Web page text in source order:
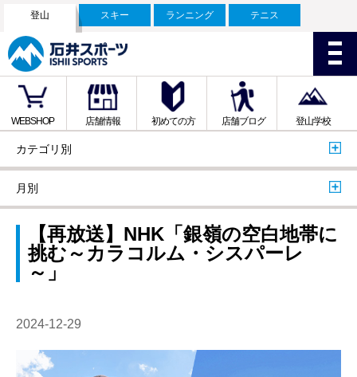
登山 スキー ランニング テニス
WEBSHOP 店舗情報 初めての方 店舗ブログ 登山学校
カテゴリ別
月別
【再放送】NHK「銀嶺の空白地帯に
挑む～カラコルム・シスパーレ
～」
2024-12-29